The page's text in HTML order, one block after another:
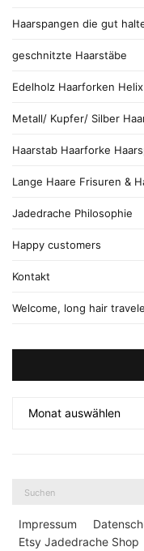
Haarspangen die gut
geschnitzte Haarstäbe
Edelholz Haarforken Helix
Metall/ Kupfer/ Silber
Haarstab Haarforke
Lange Haare Frisuren &
Jadedrache Philosophie
Happy customers
Kontakt
Welcome, long hair
Impressum
Etsy Jadedrache Shop